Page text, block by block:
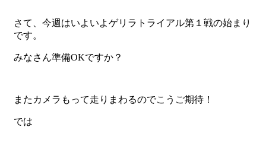
さて、今週はいよいよゲリラトライアル第１戦の始まり
です。
みなさん準備OKですか？
またカメラもって走りまわるのでこうご期待！
では